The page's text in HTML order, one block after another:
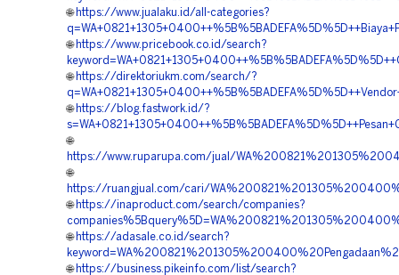
🌐 https://www.jualaku.id/all-categories?
🌐 https://www.pricebook.co.id/search?
🌐 https://direktoriukm.com/search/?
🌐 https://blog.fastwork.id/?
🌐
https://www.ruparupa.com/jual/
🌐
https://ruangjual.com/cari/
🌐 https://inaproduct.com/search/companies?
🌐 https://adasale.co.id/search?
🌐 https://business.pikeinfo.com/list/search?